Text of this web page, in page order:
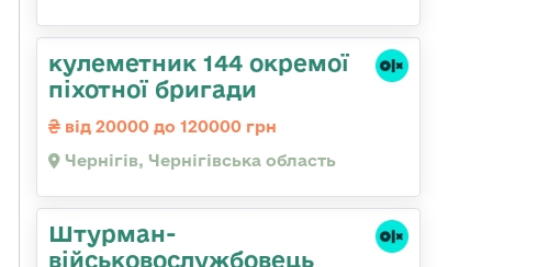
кулеметник 144 окремої
піхотної бригади
від 20000 до 120000 грн
Чернігів, Чернігівська область
Штурман-
військовослужбовець